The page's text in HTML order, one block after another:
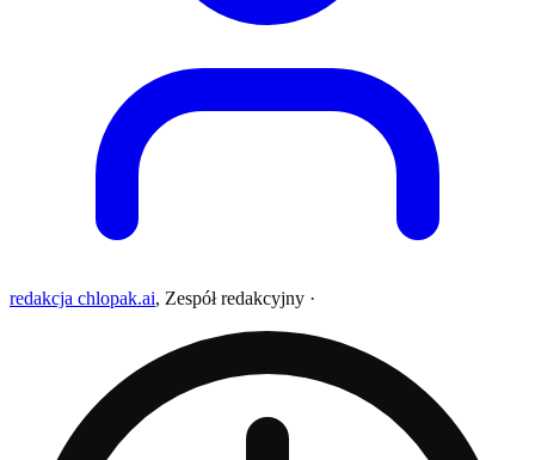
redakcja chlopak.ai, Zespół redakcyjny ·